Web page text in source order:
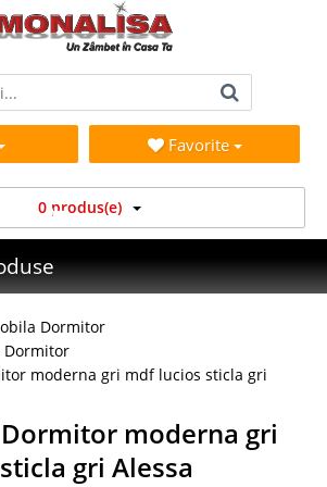
Favorite
0 produs(e)
Dormitor
Dormitor
moderna gri mdf lucios sticla gri
moderna gri
gri Alessa